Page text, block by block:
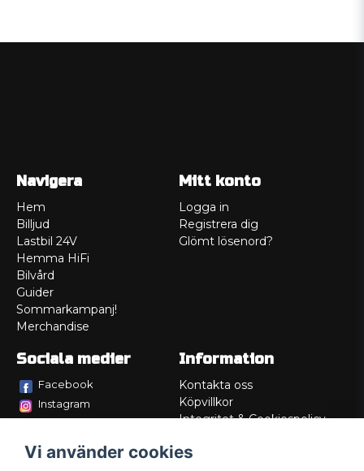
Navigera
Hem
Billjud
Lastbil 24V
Hemma HiFi
Bilvård
Guider
Sommarkampanj!
Merchandise
Mitt konto
Logga in
Registrera dig
Glömt lösenord?
Sociala medier
Facebook
Instagram
Information
Kontakta oss
Köpvillkor
Integritet & Cookiespolicy
Service/Garanti
Vi använder cookies